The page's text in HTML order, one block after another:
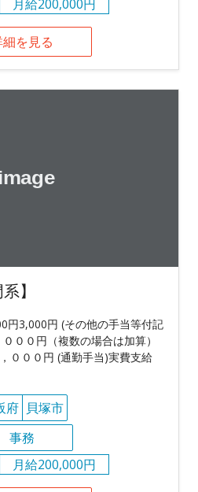
月給200,000円
を見る
】
円3,000円 (その他の手当等付記
００円（複数の場合は加算）
０００円 (通勤手当)実費支給
府 貝塚市
事務
月給200,000円